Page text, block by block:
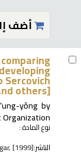
أضف
Sercovich
others].
by
yŏng
نوع المادة :
الناشر:[1999]